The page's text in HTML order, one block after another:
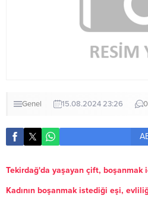
Genel 15.08.2024 23:26 0
Tekirdağ'da yaşayan çift, boşanmak
Kadının boşanmak istediği eşi,